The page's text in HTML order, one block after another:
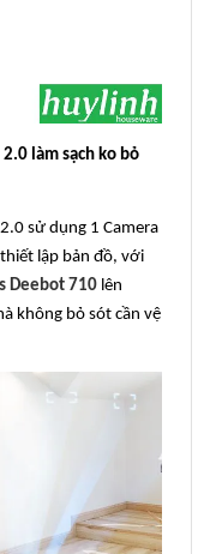
làm sạch ko bỏ
sử dụng 1 Camera
lập bản đồ, với
Deebot 710 lên
không bỏ sót cần vệ